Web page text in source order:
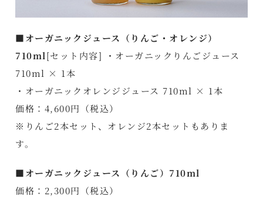
■オーガニックジュース（りんご・オレンジ）
710ml[セット内容] ・オーガニックりんごジュース
710ml × 1本
・オーガニックオレンジジュース 710ml × 1本
価格：4,600円（税込）
※りんご2本セット、オレンジ2本セットもありま
す。
■オーガニックジュース（りんご）710ml
価格：2,300円（税込）